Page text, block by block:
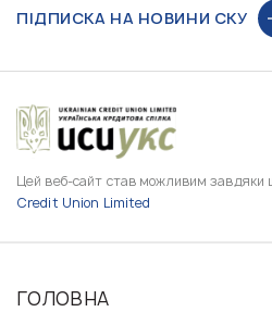
ПІДПИСКА НА НОВИНИ СКУ
Цей веб-сайт став можливим завдяки
Credit Union Limited
ГОЛОВНА